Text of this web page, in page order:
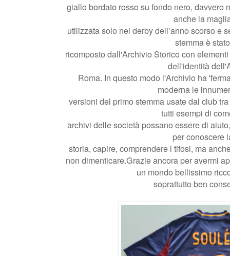
giallo bordato rosso su fondo nero, davvero
anche la
utilizzata solo nel derby dell’anno scorso e
stemma è stato
ricomposto dall'Archivio Storico con
dell'identità
Roma. In questo modo l'Archivio ha
moderna le
versioni del primo stemma usate dal club
tutti esempi di
archivi delle società possano essere di
per conoscere
storia, capire, comprendere i tifosi, ma
non dimenticare.Grazie ancora per avermi
un mondo bellissimo
soprattutto ben